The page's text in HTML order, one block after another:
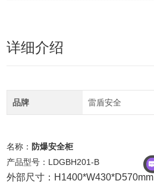
详细介绍
品牌 雷盾安全
名称： 防爆安全柜
产品型号：LDGBH201-B
外部尺寸：H1400*W430*D570mm